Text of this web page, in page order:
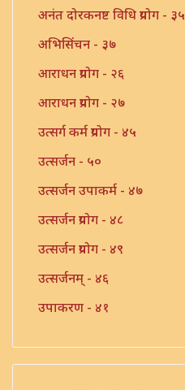
अनंत दोरकनष्ट विधि प्रयोग - ३५
अभिसिंचन - ३७
आराधन प्रयोग - २६
आराधन प्रयोग - २७
उत्सर्ग कर्म प्रयोग - ४५
उत्सर्जन - ५०
उत्सर्जन उपाकर्म - ४७
उत्सर्जन प्रयोग - ४८
उत्सर्जन प्रयोग - ४९
उत्सर्जनम् - ४६
उपाकरण - ४१
उपाकर्म - ४३